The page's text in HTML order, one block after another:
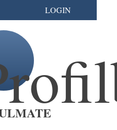
LOGIN